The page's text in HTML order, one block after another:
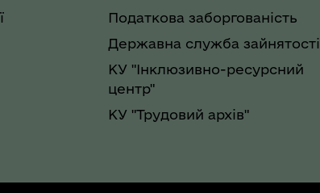
Податкова заборгованість
Державна служба зайнятості
КУ "Інклюзивно-ресурсний
центр"
КУ "Трудовий архів"